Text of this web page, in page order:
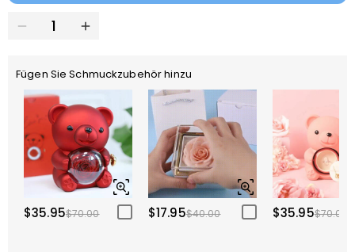
Fügen Sie Schmuckzubehör hinzu
$35.95$70.00 $17.95$40.00 $35.95$70.00